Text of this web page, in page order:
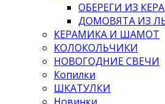
ОБЕРЕГИ ИЗ
ДОМОВЯТА ИЗ
КЕРАМИКА И ШАМОТ
КОЛОКОЛЬЧИКИ
НОВОГОДНИЕ СВЕЧИ
Копилки
ШКАТУЛКИ